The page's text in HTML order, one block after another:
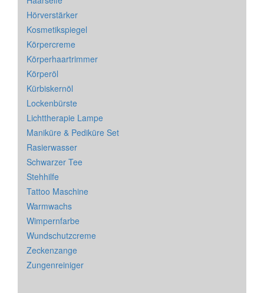
Hörverstärker
Kosmetikspiegel
Körpercreme
Körperhaartrimmer
Körperöl
Kürbiskernöl
Lockenbürste
Lichttherapie Lampe
Maniküre & Pediküre Set
Rasierwasser
Schwarzer Tee
Stehhilfe
Tattoo Maschine
Warmwachs
Wimpernfarbe
Wundschutzcreme
Zeckenzange
Zungenreiniger